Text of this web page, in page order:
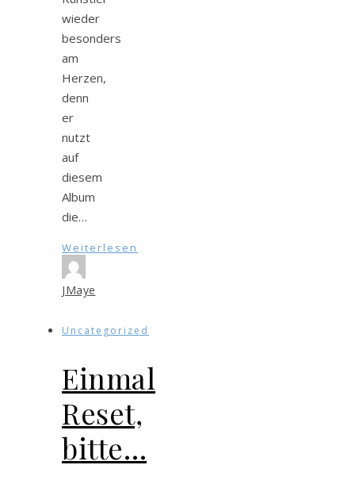
wieder
besonders
am
Herzen,
denn
er
nutzt
auf
diesem
Album
die…
Weiterlesen
JMaye
Uncategorized
Einmal
Reset,
bitte…